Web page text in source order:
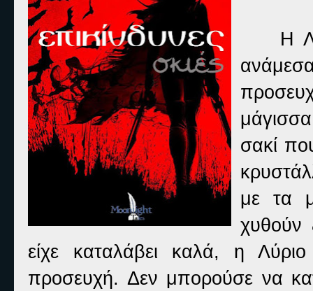
Η
σακί
με τα
χυθούν
είχε καταλάβει καλά, η
προσευχή. Δεν μπορούσε να